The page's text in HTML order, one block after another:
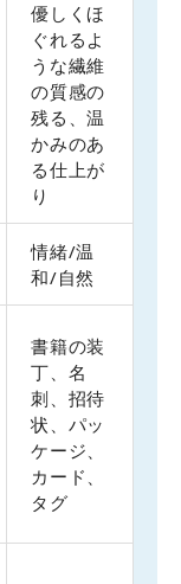
優しくほ
ぐれるよ
うな繊維
の質感の
残る、温
かみのあ
る仕上が
り
情緒/温
和/自然
書籍の装
丁、名
刺、招待
状、パッ
ケージ、
カード、
タグ